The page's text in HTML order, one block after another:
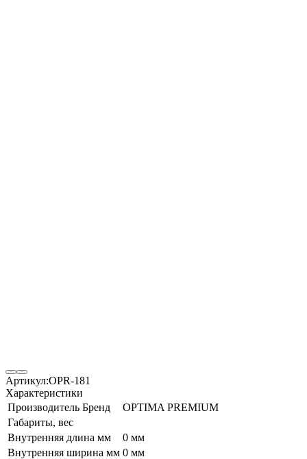
Артикул:OPR-181
Характеристики
Производитель Бренд
OPTIMA PREMIUM
Габариты, вес
Внутренняя длина мм
0 мм
Внутренняя ширина мм 0 мм